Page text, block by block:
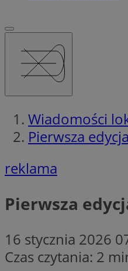
Wiadomości
Pierwsza
reklama
Pierwsza
16 stycznia 2026
Czas czytania: 2